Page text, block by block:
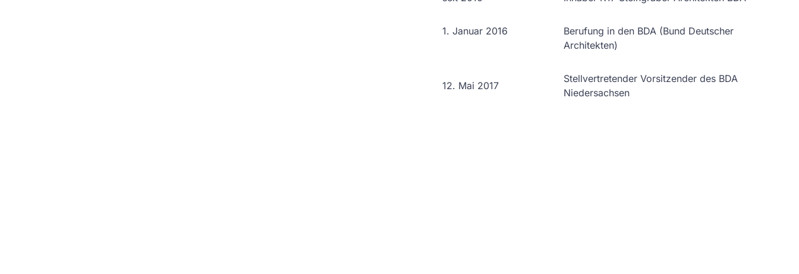
1. Januar 2016
Berufung in den BDA (Bund Deutscher
Architekten)
12. Mai 2017
Stellvertretender Vorsitzender des BDA
Niedersachsen